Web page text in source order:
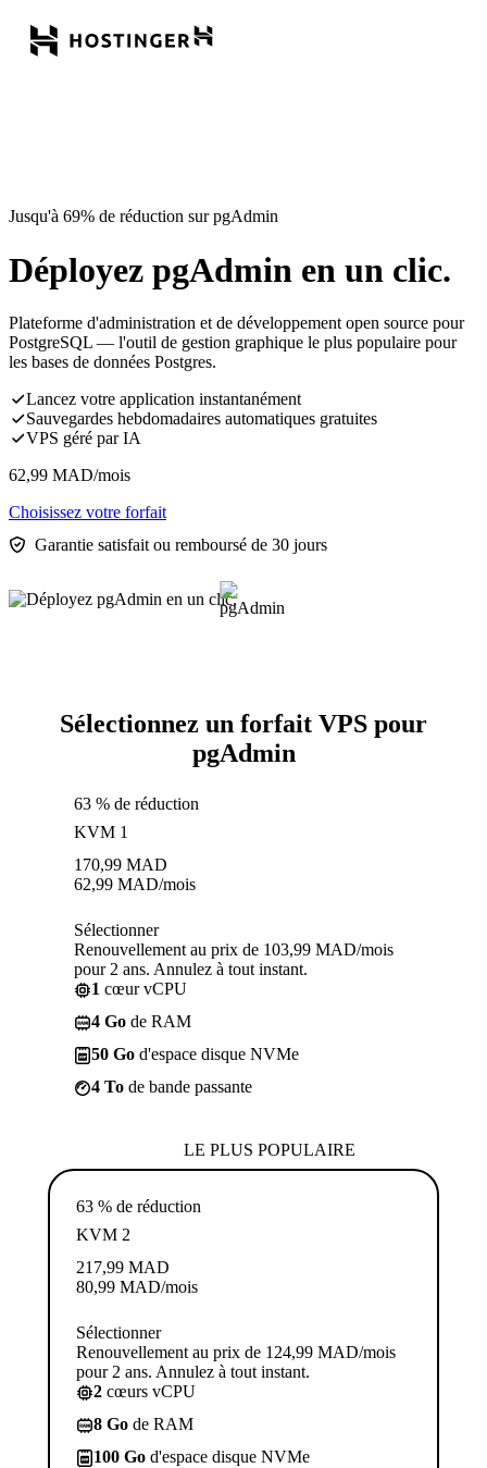
Jusqu'à 69% de réduction sur pgAdmin
Déployez pgAdmin en un clic.
Plateforme d'administration et de développement open source pour
PostgreSQL — l'outil de gestion graphique le plus populaire pour
les bases de données Postgres.
Lancez votre application instantanément
Sauvegardes hebdomadaires automatiques gratuites
VPS géré par IA
62,99 MAD/mois
Choisissez votre forfait
Garantie satisfait ou remboursé de 30 jours
Sélectionnez un forfait VPS pour
pgAdmin
63 % de réduction
KVM 1
170,99 MAD
62,99 MAD/mois
Sélectionner
Renouvellement au prix de 103,99 MAD/mois
pour 2 ans. Annulez à tout instant.
1 cœur vCPU
4 Go de RAM
50 Go d'espace disque NVMe
4 To de bande passante
LE PLUS POPULAIRE
63 % de réduction
KVM 2
217,99 MAD
80,99 MAD/mois
Sélectionner
Renouvellement au prix de 124,99 MAD/mois
pour 2 ans. Annulez à tout instant.
2 cœurs vCPU
8 Go de RAM
100 Go d'espace disque NVMe